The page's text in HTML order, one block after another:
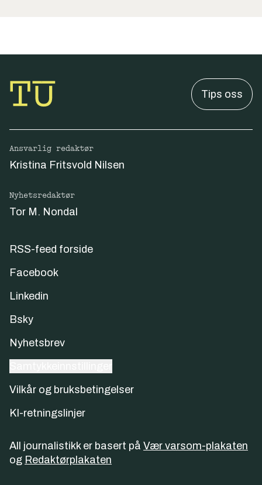
Tips oss
Ansvarlig redaktør
Kristina Fritsvold Nilsen
Nyhetsredaktør
Tor M. Nondal
RSS-feed forside
Facebook
Linkedin
Bsky
Nyhetsbrev
Vilkår og bruksbetingelser
KI-retningslinjer
All journalistikk er basert på Vær varsom-plakaten
og Redaktørplakaten